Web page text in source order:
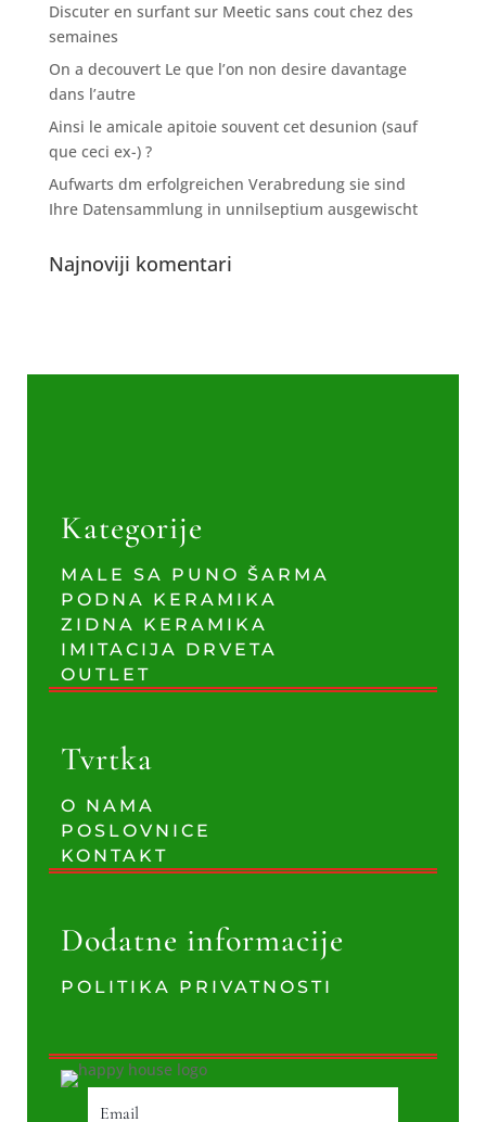
Discuter en surfant sur Meetic sans cout chez des
semaines
On a decouvert Le que l’on non desire davantage
dans l’autre
Ainsi le amicale apitoie souvent cet desunion (sauf
que ceci ex-) ?
Aufwarts dm erfolgreichen Verabredung sie sind
Ihre Datensammlung in unnilseptium ausgewischt
Najnoviji komentari
Kategorije
MALE SA PUNO ŠARMA
PODNA KERAMIKA
ZIDNA KERAMIKA
IMITACIJA DRVETA
OUTLET
Tvrtka
O NAMA
POSLOVNICE
KONTAKT
Dodatne informacije
POLITIKA PRIVATNOSTI